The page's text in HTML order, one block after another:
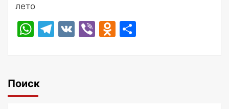
лето
WhatsApp
Telegram
VK ViberOdnoklassniki
Поиск